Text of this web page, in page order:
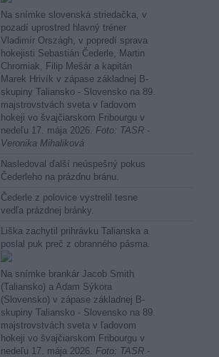
Na snímke slovenská striedačka, v
pozadí uprostred hlavný tréner
Vladimír Országh, v popredí sprava
hokejisti Sebastián Čederle, Martin
Chromiak, Filip Mešár a kapitán
Marek Hrivík v zápase základnej B-
skupiny Taliansko - Slovensko na 89.
majstrovstvách sveta v ľadovom
hokeji vo švajčiarskom Fribourgu v
nedeľu 17. mája 2026. Foto: TASR -
Veronika Mihaliková
Nasledoval ďalší neúspešný pokus
Čederleho na prázdnu bránu.
Čederle z polovice vystrelil tesne
vedľa prázdnej bránky.
Liška zachytil prihrávku Talianska a
poslal puk preč z obranného pásma.
Na snímke brankár Jacob Smith
(Taliansko) a Adam Sýkora
(Slovensko) v zápase základnej B-
skupiny Taliansko - Slovensko na 89.
majstrovstvách sveta v ľadovom
hokeji vo švajčiarskom Fribourgu v
nedeľu 17. mája 2026. Foto: TASR -